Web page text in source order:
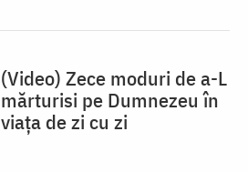
(Video) Zece moduri de a-L
mărturisi pe Dumnezeu în
viaţa de zi cu zi